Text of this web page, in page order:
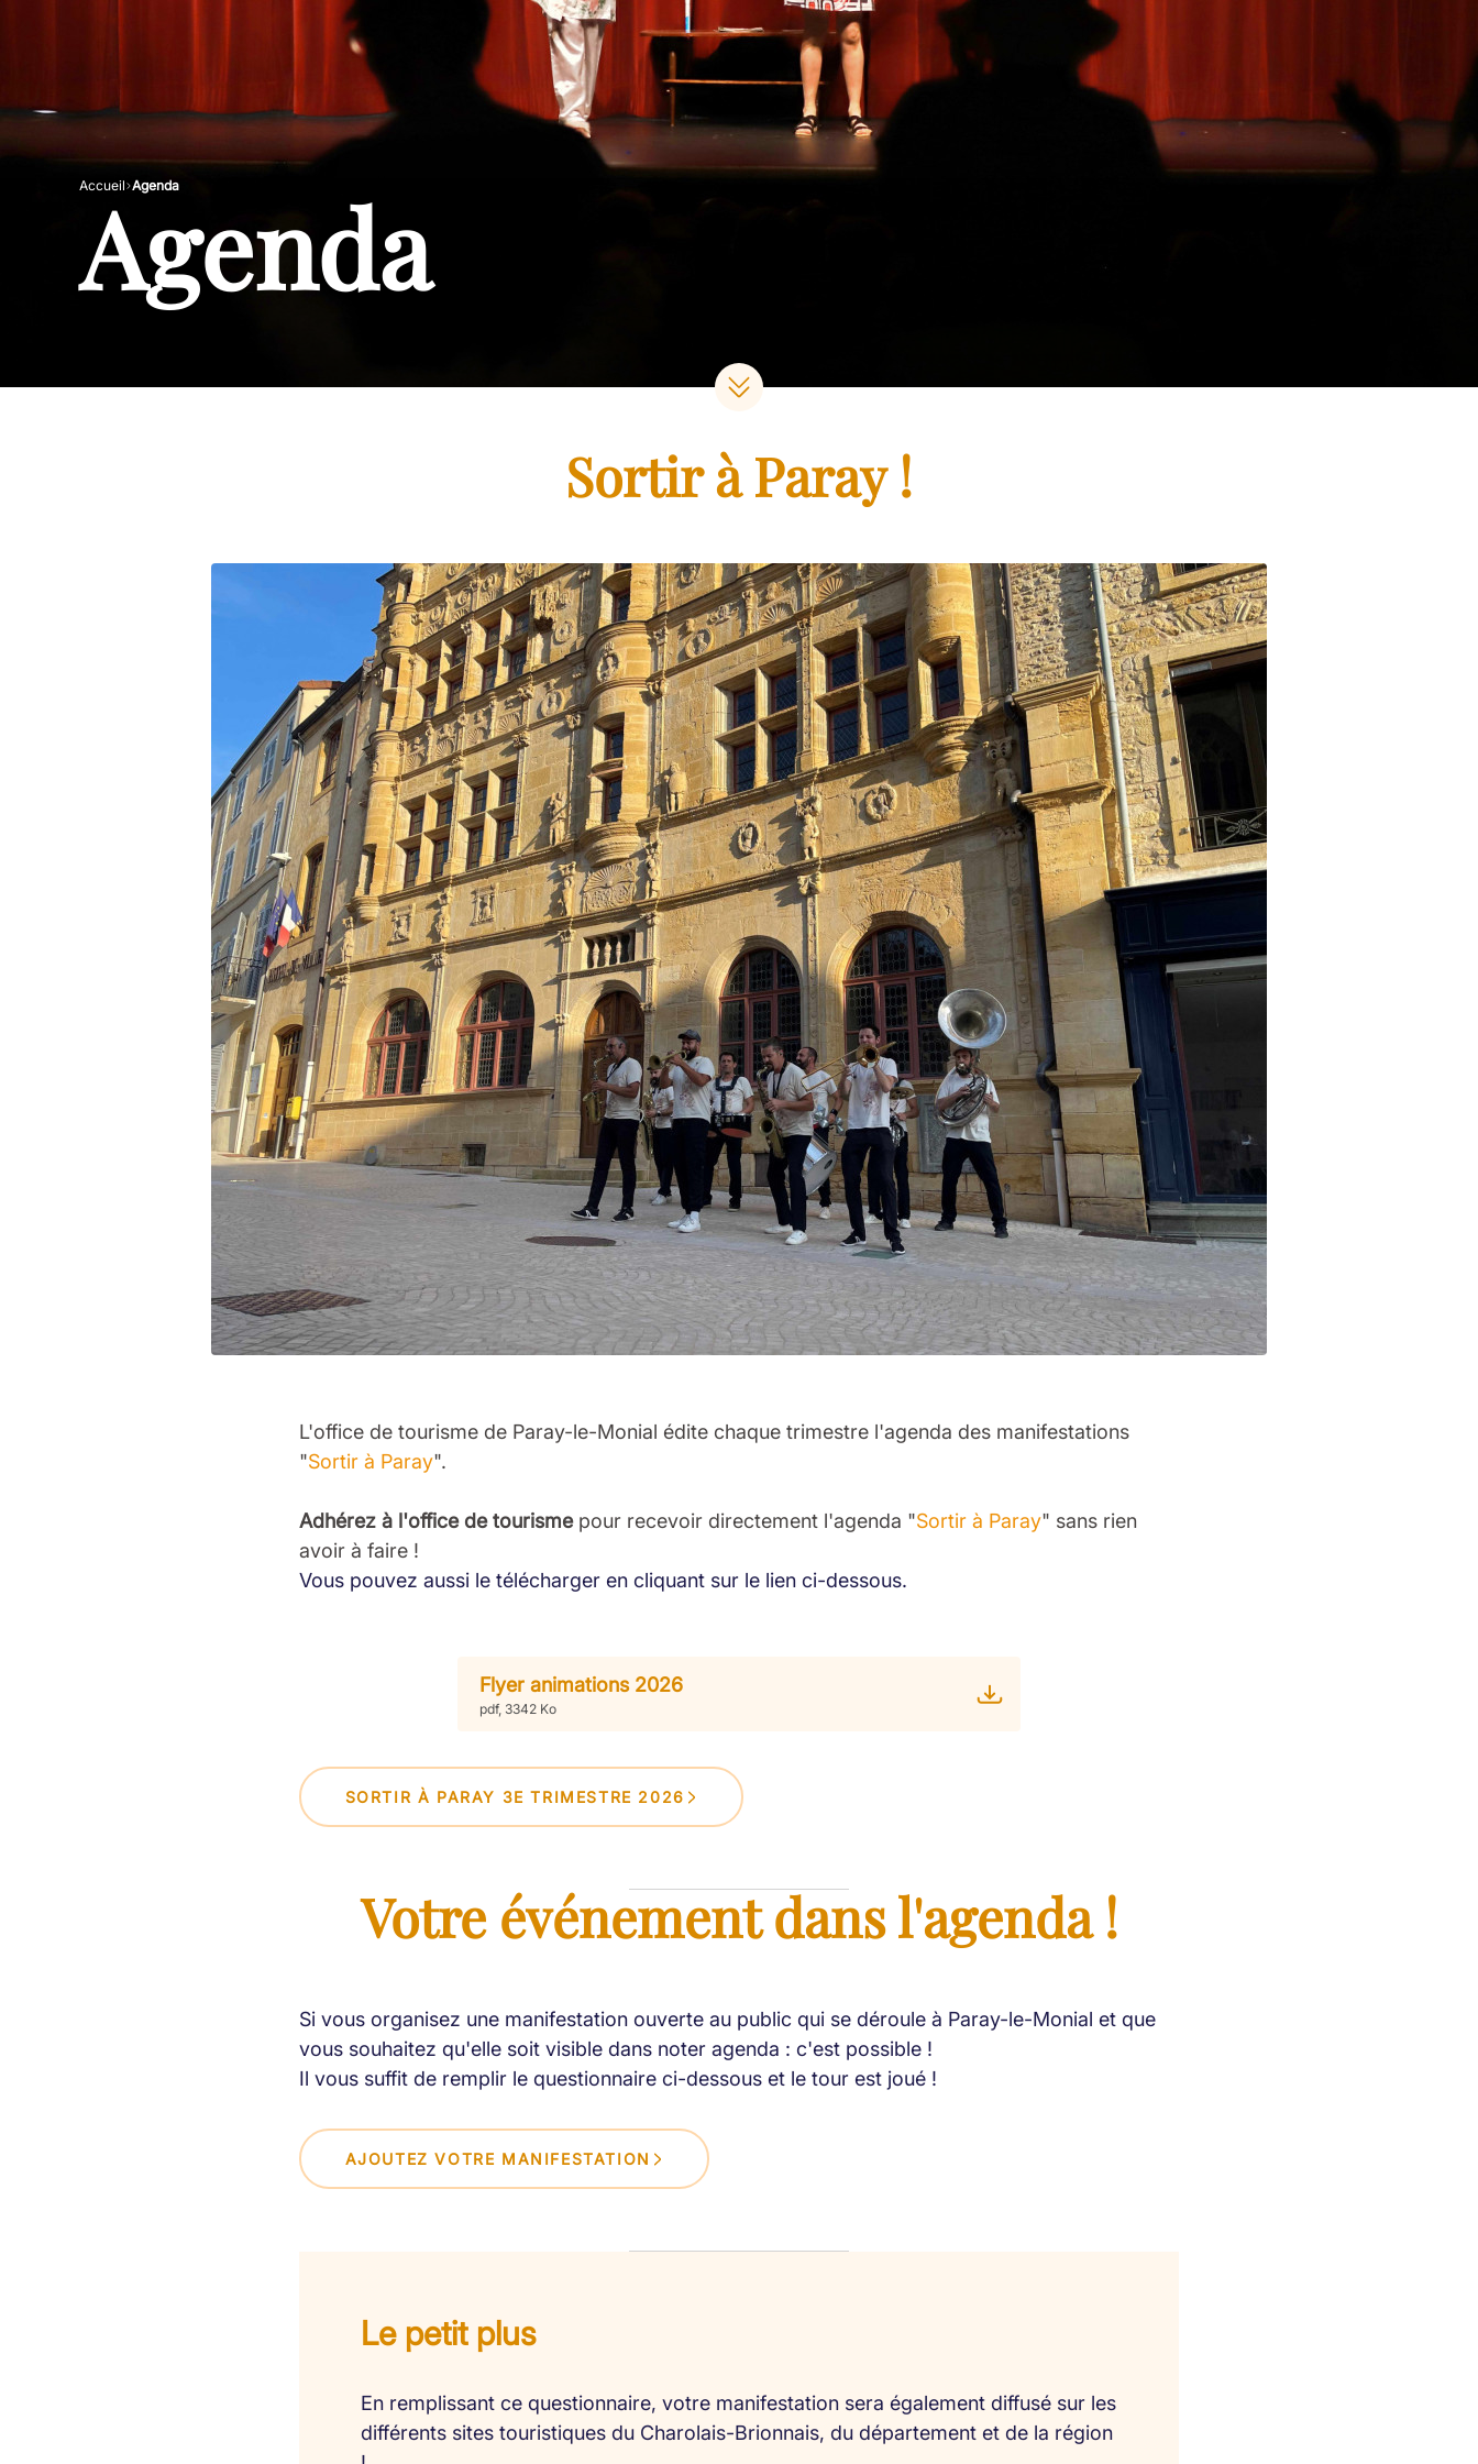
Accueil Agenda
Agenda
Sortir à Paray !
L'office de tourisme de Paray-le-Monial édite chaque trimestre l'agenda des manifestations
"Sortir à Paray".
Adhérez à l'office de tourismepour recevoir directement l'agenda "Sortir à Paray" sans rien
avoir à faire !
Vous pouvez aussi le télécharger en cliquant sur le lien ci-dessous.
Flyer animations 2026
pdf, 3342 Ko
SORTIR À PARAY 3E TRIMESTRE 2026
Votre événement dans l'agenda !
Si vous organisez une manifestation ouverte au public qui se déroule à Paray-le-Monial et que
vous souhaitez qu'elle soit visible dans noter agenda : c'est possible !
Il vous suffit de remplir le questionnaire ci-dessous et le tour est joué !
AJOUTEZ VOTRE MANIFESTATION
Le petit plus
En remplissant ce questionnaire, votre manifestation sera également diffusé sur les
différents sites touristiques du Charolais-Brionnais, du département et de la région